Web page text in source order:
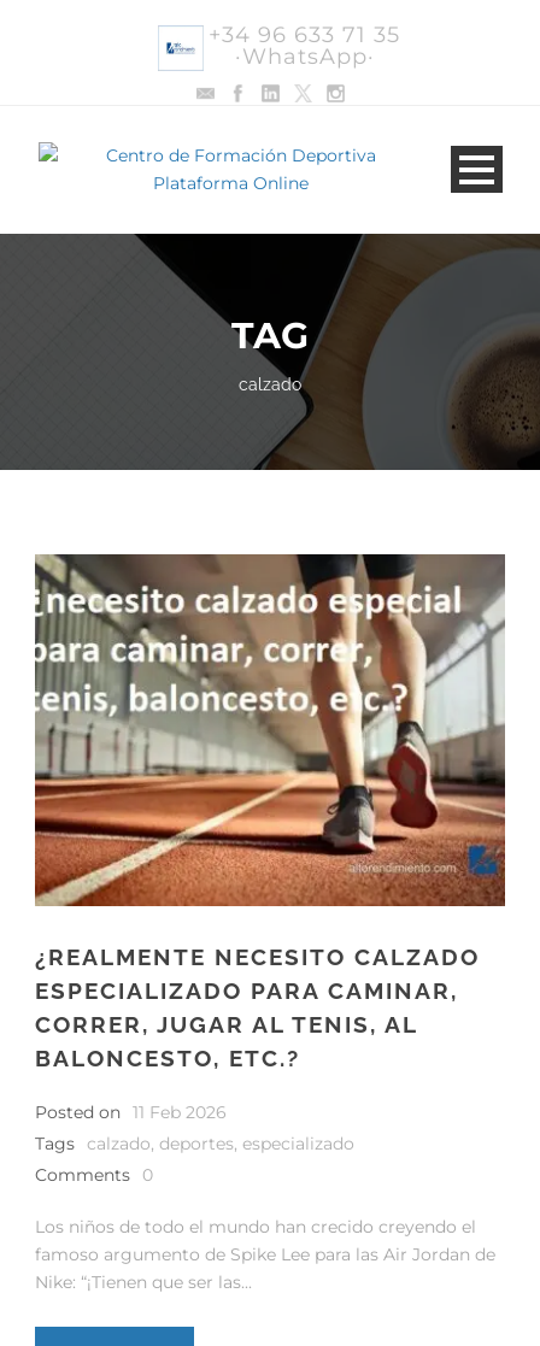
+34 96 633 71 35
·WhatsApp·
TAG
calzado
¿REALMENTE NECESITO CALZADO
ESPECIALIZADO PARA CAMINAR,
CORRER, JUGAR AL TENIS, AL
BALONCESTO, ETC.?
Posted on 11 Feb 2026
Tags calzado, deportes, especializado
Comments
0
Los niños de todo el mundo han crecido creyendo el
famoso argumento de Spike Lee para las Air Jordan de
Nike: “¡Tienen que ser las...